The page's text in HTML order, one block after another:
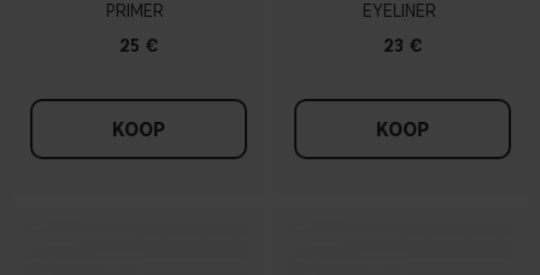
PRIMER
25 €
KOOP
EYELINER
23 €
KOOP